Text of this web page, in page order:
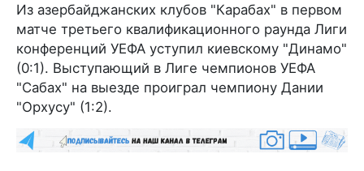
Из азербайджанских клубов "Карабах" в первом
матче третьего квалификационного раунда Лиги
конференций УЕФА уступил киевскому "Динамо"
(0:1). Выступающий в Лиге чемпионов УЕФА
"Сабах" на выезде проиграл чемпиону Дании
"Орхусу" (1:2).